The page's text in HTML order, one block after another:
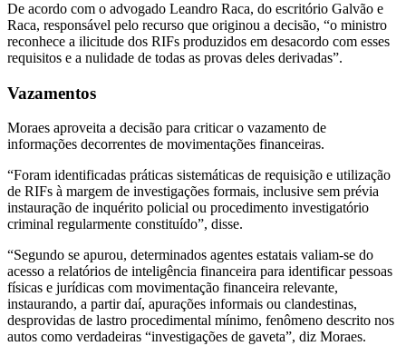
De acordo com o advogado Leandro Raca, do escritório Galvão e
Raca, responsável pelo recurso que originou a decisão, “o ministro
reconhece a ilicitude dos RIFs produzidos em desacordo com esses
requisitos e a nulidade de todas as provas deles derivadas”.
Vazamentos
Moraes aproveita a decisão para criticar o vazamento de
informações decorrentes de movimentações financeiras.
“Foram identificadas práticas sistemáticas de requisição e utilização
de RIFs à margem de investigações formais, inclusive sem prévia
instauração de inquérito policial ou procedimento investigatório
criminal regularmente constituído”, disse.
“Segundo se apurou, determinados agentes estatais valiam‑se do
acesso a relatórios de inteligência financeira para identificar pessoas
físicas e jurídicas com movimentação financeira relevante,
instaurando, a partir daí, apurações informais ou clandestinas,
desprovidas de lastro procedimental mínimo, fenômeno descrito nos
autos como verdadeiras “investigações de gaveta”, diz Moraes.